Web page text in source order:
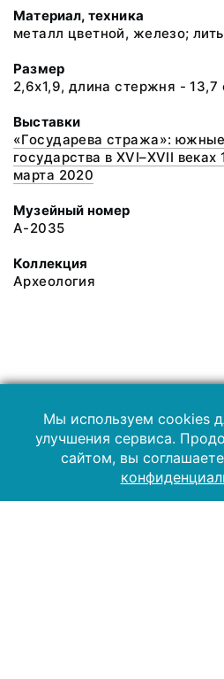
Материал, техника
металл цветной, железо;
Размер
2,6х1,9, длина стержня - 13,7
Выставки
«Государева стража»:
государства в XVI–XVII веках
марта 2020
Музейный номер
А-2035
Коллекция
Археология
Мы используем cookies
улучшения сервиса.
сайтом, вы